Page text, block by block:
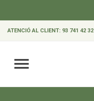
ATENCIÓ AL CLIENT: 93 741 42 32